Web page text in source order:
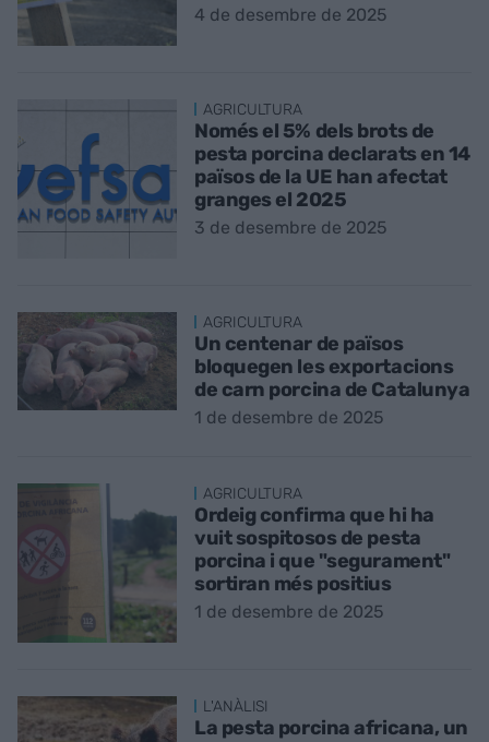
4 de desembre de 2025
AGRICULTURA
Només el 5% dels brots de
pesta porcina declarats en 14
països de la UE han afectat
granges el 2025
3 de desembre de 2025
AGRICULTURA
Un centenar de països
bloquegen les exportacions
de carn porcina de Catalunya
1 de desembre de 2025
AGRICULTURA
Ordeig confirma que hi ha
vuit sospitosos de pesta
porcina i que "segurament"
sortiran més positius
1 de desembre de 2025
L'ANÀLISI
La pesta porcina africana, un